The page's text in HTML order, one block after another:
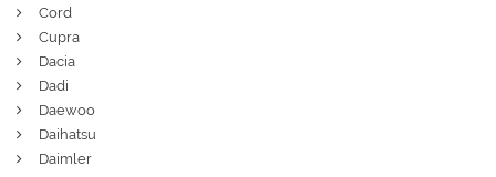
Cord
Cupra
Dacia
Dadi
Daewoo
Daihatsu
Daimler